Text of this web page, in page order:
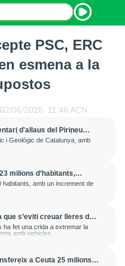
NOTÍCIES
PROGRAMES
CONTACTE
PSC, ERC
esmena a la
02/06/2026, 11:46 ACN
d'allaus del Pirineu
més de 20.000 fenòmens
i Geològic de Catalunya, amb
milions d’habitants,
fa un any
habitants, amb un increment de
que s’eviti creuar lleres de
fortes pluges d’aquest
ha fet una crida a extremar la
amb vehicles
a Ceuta 25 milions